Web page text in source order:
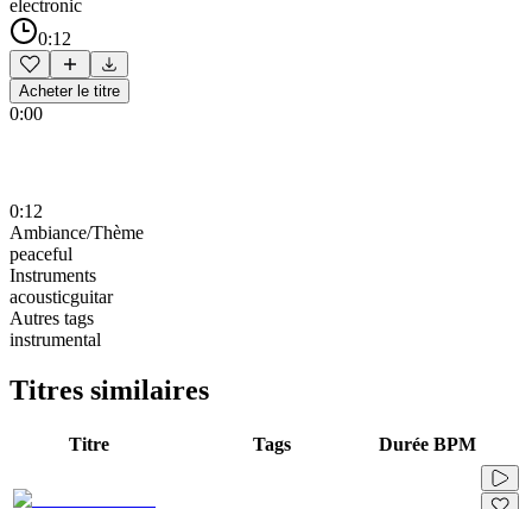
electronic
0:12
Acheter le titre
0:00
0:12
Ambiance/Thème
peaceful
Instruments
acousticguitar
Autres tags
instrumental
Titres similaires
Titre Tags Durée BPM